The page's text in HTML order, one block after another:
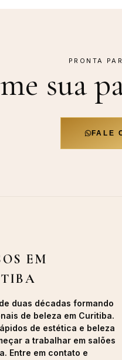
PRONTA
sua
FALE
EM
duas décadas formando
de beleza em Curitiba.
de estética e beleza
a trabalhar em salões
Entre em contato e